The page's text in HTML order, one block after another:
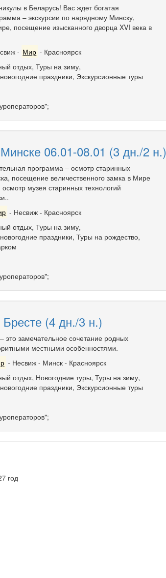
в Беларусь! Вас ждет богатая
– экскурсии по нарядному Минску,
посещение изысканного дворца XVI века в
- Мир - Красноярск
отдых, Туры на зиму,
праздники, Экскурсионные туры
06.01-08.01 (3 дн./2 н.)
программа – осмотр старинных
посещение величественного замка в Мире
музея старинных технологий
- Несвиж - Красноярск
отдых, Туры на зиму,
праздники, Туры на рождество,
(4 дн./3 н.)
это замечательное сочетание родных
местными особенностями.
- Несвиж - Минск - Красноярск
отдых, Новогодние туры, Туры на зиму,
праздники, Экскурсионные туры
год